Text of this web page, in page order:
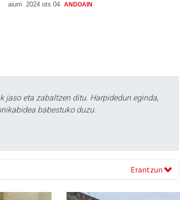
aiurri 2024 ots 04 ANDOAIN
jaso eta zabaltzen ditu. Harpidedun eginda,
babestuko duzu.
Erantzun